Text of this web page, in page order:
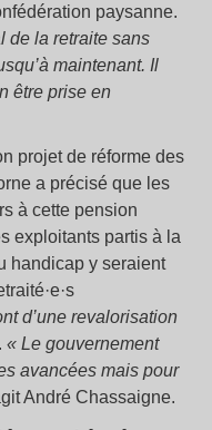
paysanne.
de la retraite sans
maintenant. Il
être prise en
projet de réforme des
a précisé que les
à cette pension
exploitants partis à la
handicap y seraient
d’une revalorisation
. « Le gouvernement
avancées mais pour
André Chassaigne.